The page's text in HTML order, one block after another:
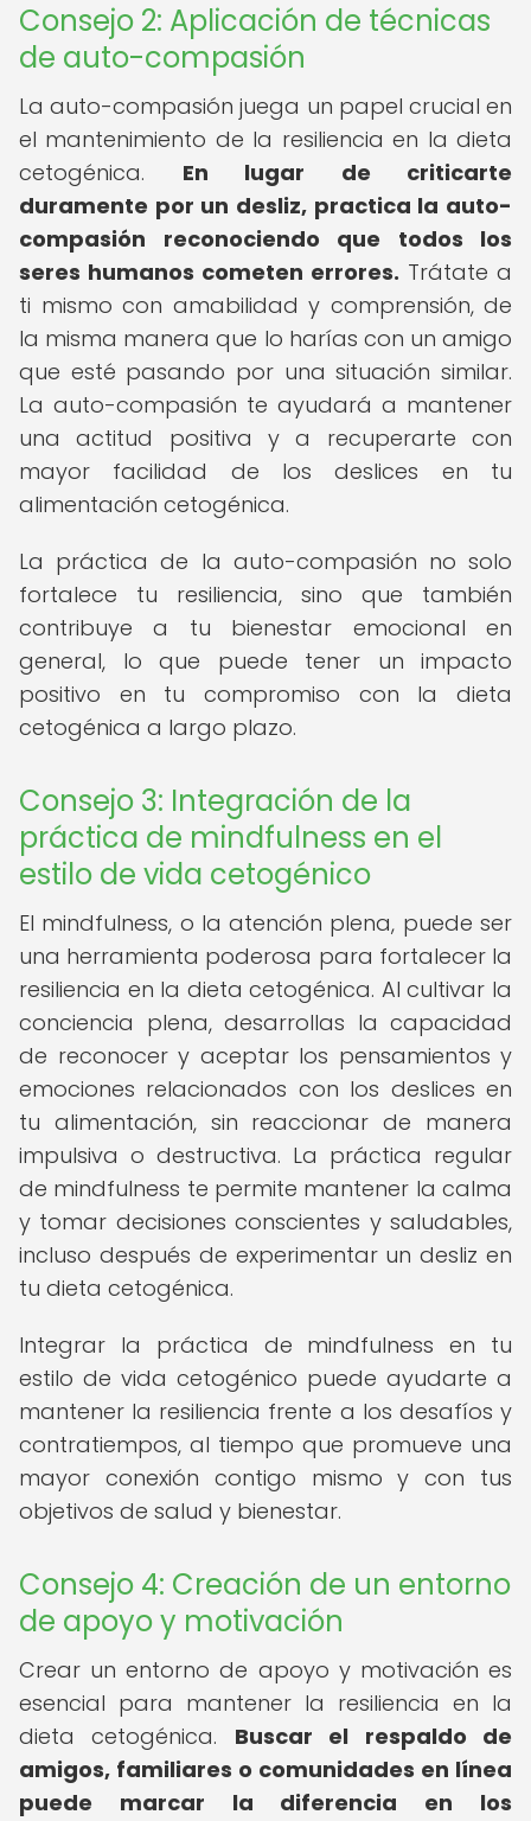
Consejo 2: Aplicación de técnicas
de auto-compasión
La auto-compasión juega un papel crucial en
el mantenimiento de la resiliencia en la dieta
cetogénica. En lugar de criticarte
duramente por un desliz, practica la auto-
compasión reconociendo que todos los
seres humanos cometen errores. Trátate a
ti mismo con amabilidad y comprensión, de
la misma manera que lo harías con un amigo
que esté pasando por una situación similar.
La auto-compasión te ayudará a mantener
una actitud positiva y a recuperarte con
mayor facilidad de los deslices en tu
alimentación cetogénica.
La práctica de la auto-compasión no solo
fortalece tu resiliencia, sino que también
contribuye a tu bienestar emocional en
general, lo que puede tener un impacto
positivo en tu compromiso con la dieta
cetogénica a largo plazo.
Consejo 3: Integración de la
práctica de mindfulness en el
estilo de vida cetogénico
El mindfulness, o la atención plena, puede ser
una herramienta poderosa para fortalecer la
resiliencia en la dieta cetogénica. Al cultivar la
conciencia plena, desarrollas la capacidad
de reconocer y aceptar los pensamientos y
emociones relacionados con los deslices en
tu alimentación, sin reaccionar de manera
impulsiva o destructiva. La práctica regular
de mindfulness te permite mantener la calma
y tomar decisiones conscientes y saludables,
incluso después de experimentar un desliz en
tu dieta cetogénica.
Integrar la práctica de mindfulness en tu
estilo de vida cetogénico puede ayudarte a
mantener la resiliencia frente a los desafíos y
contratiempos, al tiempo que promueve una
mayor conexión contigo mismo y con tus
objetivos de salud y bienestar.
Consejo 4: Creación de un entorno
de apoyo y motivación
Crear un entorno de apoyo y motivación es
esencial para mantener la resiliencia en la
dieta cetogénica. Buscar el respaldo de
amigos, familiares o comunidades en línea
puede marcar la diferencia en los